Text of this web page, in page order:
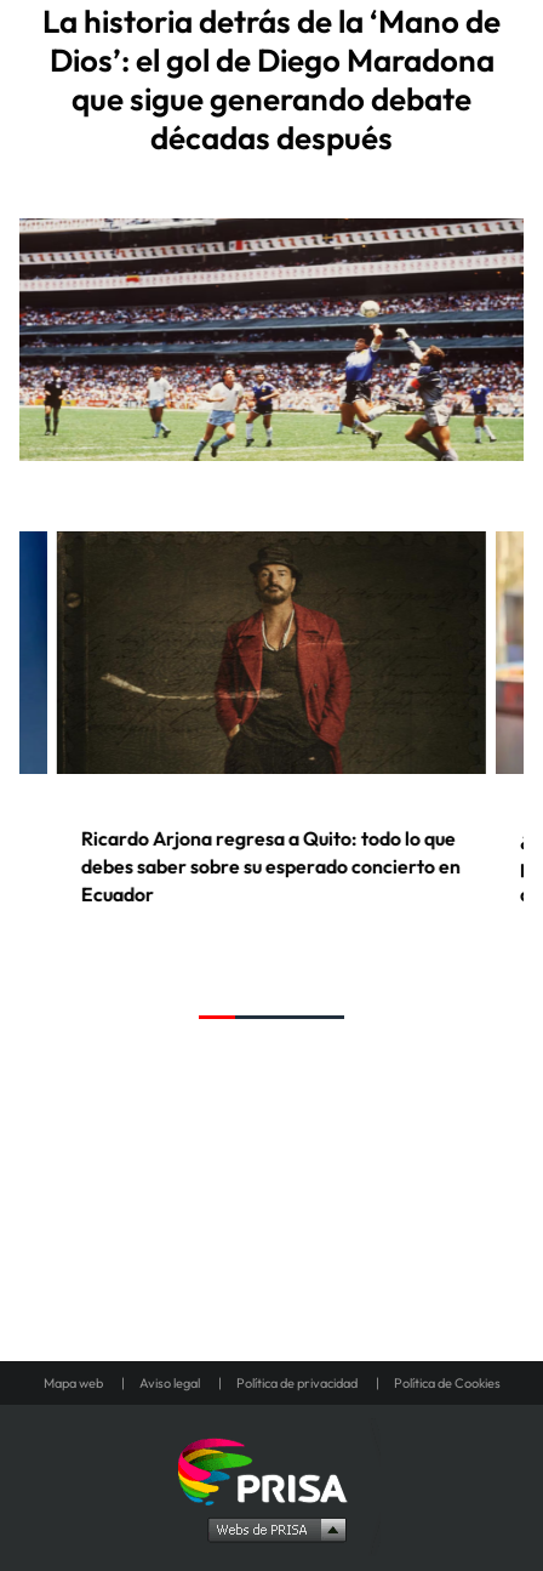
La historia detrás de la ‘Mano de
Dios’: el gol de Diego Maradona
que sigue generando debate
décadas después
Ricardo Arjona regresa a Quito: todo lo que
debes saber sobre su esperado concierto en
Ecuador
Mapa web Aviso legal Política de privacidad Política de Cookies